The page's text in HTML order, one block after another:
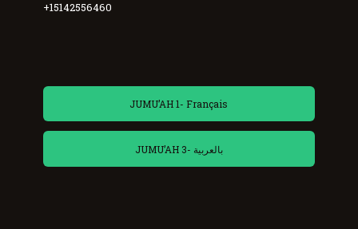
+15142556460
JUMU’AH 1- Français
JUMU’AH 3- بالعربية